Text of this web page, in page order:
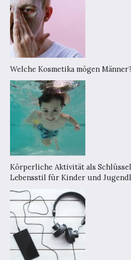
Welche Kosmetika mögen Männer?
Körperliche Aktivität als
Lebensstil für Kinder und